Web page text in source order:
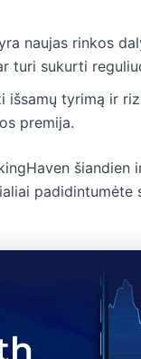
naujas rinkos
turi sukurti
išsamų tyrimą ir
premija.
šiandien
padidintumėte